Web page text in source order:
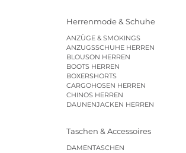
Herrenmode & Schuhe
ANZÜGE & SMOKINGS
ANZUGSSCHUHE HERREN
BLOUSON HERREN
BOOTS HERREN
BOXERSHORTS
CARGOHOSEN HERREN
CHINOS HERREN
DAUNENJACKEN HERREN
Taschen & Accessoires
DAMENTASCHEN